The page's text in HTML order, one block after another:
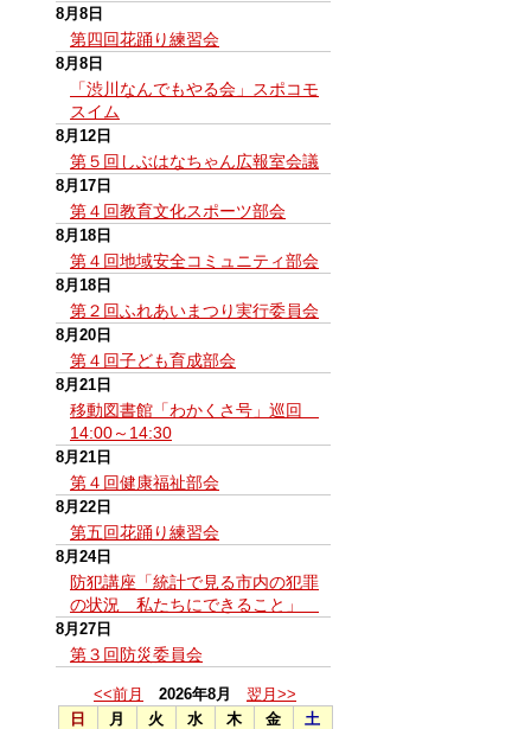
8月8日
第四回花踊り練習会
8月8日
「渋川なんでもやる会」スポコモ
スイム
8月12日
第５回しぶはなちゃん広報室会議
8月17日
第４回教育文化スポーツ部会
8月18日
第４回地域安全コミュニティ部会
8月18日
第２回ふれあいまつり実行委員会
8月20日
第４回子ども育成部会
8月21日
移動図書館「わかくさ号」巡回
14:00～14:30
8月21日
第４回健康福祉部会
8月22日
第五回花踊り練習会
8月24日
防犯講座「統計で見る市内の犯罪
の状況 私たちにできること」
8月27日
第３回防災委員会
<<前月 2026年8月
翌月>>
日
月 火 水 木 金
土